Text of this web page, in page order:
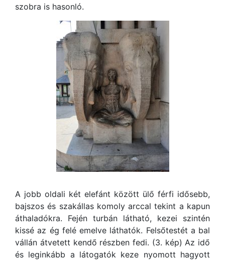
szobra is hasonló.
A jobb oldali két elefánt között ülő férfi idősebb,
bajszos és szakállas komoly arccal tekint a kapun
áthaladókra. Fején turbán látható, kezei szintén
kissé az ég felé emelve láthatók. Felsőtestét a bal
vállán átvetett kendő részben fedi. (3. kép) Az idő
és leginkább a látogatók keze nyomott hagyott